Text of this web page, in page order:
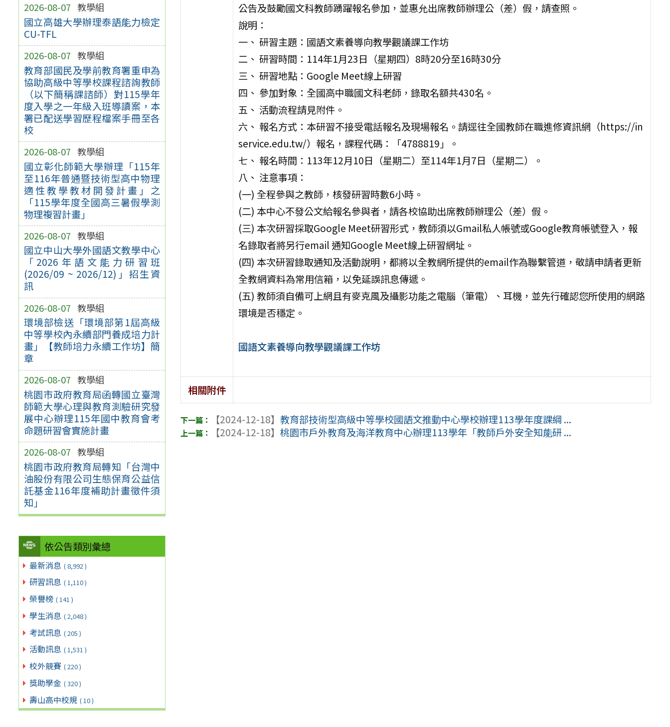
2026-08-07 教學組
國立高雄大學辦理泰語能力檢定
CU-TFL
2026-08-07 教學組
教育部國民及學前教育署重申為
協助高級中等學校課程諮詢教師
（以下簡稱課諮師）對115學年
度入學之一年級入班導讀案，本
署已配送學習歷程檔案手冊至各
校
2026-08-07 教學組
國立彰化師範大學辦理「115年
至116年普通暨技術型高中物理
適性教學教材開發計畫」之
「115學年度全國高三暑假學測
物理複習計畫」
2026-08-07 教學組
國立中山大學外國語文教學中心
「2026年語文能力研習班
(2026/09 ~ 2026/12)」招生資
訊
2026-08-07 教學組
環境部檢送「環境部第1屆高級
中等學校內永續部門養成培力計
畫」【教師培力永續工作坊】簡
章
2026-08-07 教學組
桃園市政府教育局函轉國立臺灣
師範大學心理與教育測驗研究發
展中心辦理115年國中教育會考
命題研習會實施計畫
2026-08-07 教學組
桃園市政府教育局轉知「台灣中
油股份有限公司生態保育公益信
託基金116年度補助計畫徵件須
知」
依公告類別彙總
最新消息 ( 8,992 )
研習訊息 ( 1,110 )
榮譽榜 ( 141 )
學生消息 ( 2,048 )
考試訊息 ( 205 )
活動訊息 ( 1,531 )
校外競賽 ( 220 )
獎助學金 ( 320 )
壽山高中校規 ( 10 )
公告及鼓勵國文科教師踴躍報名參加，並惠允出席教師辦理公（差）假，請查照。
說明：
一、 研習主題：國語文素養導向教學觀議課工作坊
二、 研習時間：114年1月23日（星期四）8時20分至16時30分
三、 研習地點：Google Meet線上研習
四、 參加對象：全國高中職國文科老師，錄取名額共430名。
五、 活動流程請見附件。
六、 報名方式：本研習不接受電話報名及現場報名。請逕往全國教師在職進修資訊網（https://in
service.edu.tw/）報名，課程代碼：「4788819」。
七、 報名時間：113年12月10日（星期二）至114年1月7日（星期二）。
八、 注意事項：
(一) 全程參與之教師，核發研習時數6小時。
(二) 本中心不發公文給報名參與者，請各校協助出席教師辦理公（差）假。
(三) 本次研習採取Google Meet研習形式，教師須以Gmail私人帳號或Google教育帳號登入，報
名錄取者將另行email 通知Google Meet線上研習網址。
(四) 本次研習錄取通知及活動說明，都將以全教網所提供的email作為聯繫管道，敬請申請者更新
全教網資料為常用信箱，以免延誤訊息傳遞。
(五) 教師須自備可上網且有麥克風及攝影功能之電腦（筆電）、耳機，並先行確認您所使用的網路
環境是否穩定。
國語文素養導向教學觀議課工作坊
相關附件
【2024-12-18】教育部技術型高級中等學校國語文推動中心學校辦理113學年度課綱 ...
【2024-12-18】桃園市戶外教育及海洋教育中心辦理113學年「教師戶外安全知能研 ...